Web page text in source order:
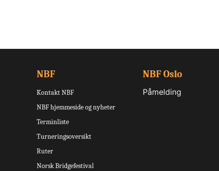
NBF
Kontakt NBF
NBF hjemmeside og nyheter
Terminliste
Turneringsoversikt
Ruter
Norsk Bridgefestival
NBF Oslo
Påmelding